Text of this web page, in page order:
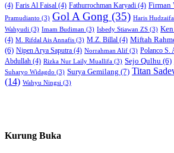
(4) Faris Al Faisal (4) Fathurrochman Karyadi (4) Firman
Pramudianto (3) Gol A Gong (35) Haris
Wahyudi (3) Imam Budiman (3) Isbedy Stiawan ZS (3)
(4) M. Rifdal Ais Annafis (3) M.Z. Billal (4) Miftah
(6) Nipen Arya Saputra (4) Norrahman Alif (3) Polanco S.
Abdullah (4) Rizka Nur Laily Muallifa (3) Sejo Qulhu (6)
Suharyo Widagdo (3) Surya Gemilang (7) Titan
(14) Wahyu Ningsi (3)
Kurung Buka